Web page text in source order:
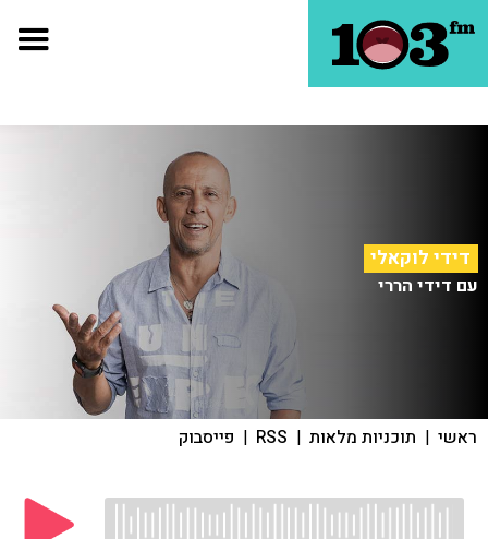
דידי לוקאלי
עם דידי הררי
ראשי | תוכניות מלאות |
RSS
| פייסבוק